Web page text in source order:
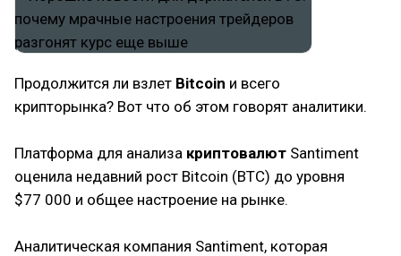
Продолжится ли взлет Bitcoin и всего
крипторынка? Вот что об этом говорят аналитики.
Платформа для анализа криптовалют Santiment
оценила недавний рост Bitcoin (BTC) до уровня
$77 000 и общее настроение на рынке.
Аналитическая компания Santiment, которая